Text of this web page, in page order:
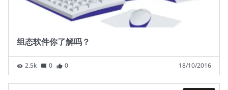
组态软件你了解吗？
2.5k 0 0 18/10/2016